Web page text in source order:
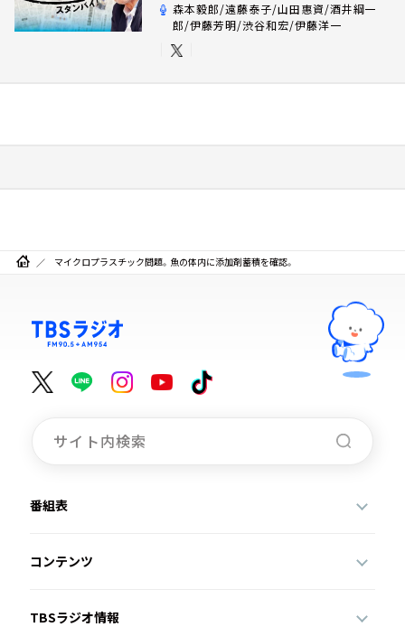
森本毅郎/遠藤泰子/山田惠資/酒井綱一
郎/伊藤芳明/渋谷和宏/伊藤洋一
マイクロプラスチック問題。魚の体内に添加剤蓄積を確認。
番組表
コンテンツ
TBSラジオ情報